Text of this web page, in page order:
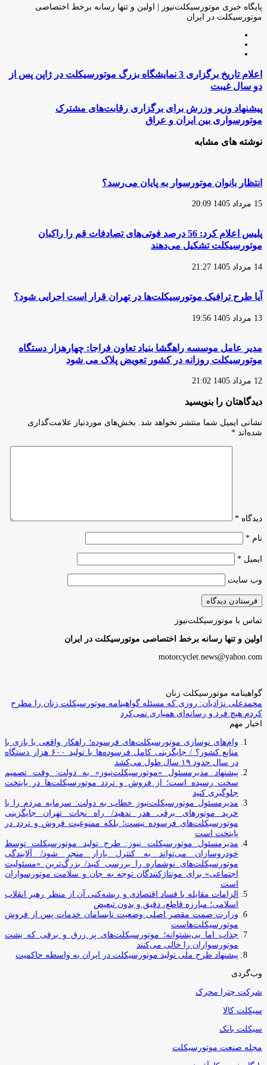
ایمیل
پایگاه خبری موتورسیکلت‌نیوز | اولین و تنها رسانه برخط اختصاصی
موتورسیکلت در ایران
اعلام
تاریخ
برگزاری
نمایشگاه
بزرگ
در
دو
غیبت
اعلام تاریخ برگزاری 3 نمایشگاه بزرگ موتورسیکلت در ژاپن پس از
دو سال غیبت
پیشنهاد
وزیر
وزرش
برای
برگزاری
موتورسواری
بین
و
پیشنهاد وزیر وزرش برای برگزاری رقابت‌های مشترک
موتورسواری بین ایران و عراق
نوشته های مشابه
انتظار بانوان موتورسوار به پایان می‌رسد؟
15 مرداد 1405 20:09
پلیس اعلام کرد: 56 درصد فوتی‌های تصادفات قم را راکبان
موتورسیکلت تشکیل می‌دهند
14 مرداد 1405 21:27
آیا طرح ترافیک موتورسیکلت‌ها در تهران قرار است اجرایی شود؟
13 مرداد 1405 19:56
مدیر عامل موسسه راهگشا بنیاد تعاون فراجا: چهارهزار دستگاه
موتورسیکلت روزانه در کشور تعویض پلاک می شود
12 مرداد 1405 21:02
دیدگاهتان را بنویسید
نشانی ایمیل شما منتشر نخواهد شد. بخش‌های موردنیاز علامت‌گذاری
شده‌اند *
دیدگاه *
نام *
ایمیل *
وب‌ سایت
تماس با موتورسیکلت‌نیوز
اولین و تنها رسانه برخط اختصاصی موتورسیکلت در ایران
motorcyclet.news@yahoo.com
گواهینامه موتورسیکلت زنان
محمدعلی نژادیان: روزی که مسئله گواهینامه موتورسیکلت زنان را مطرح
کردم هیچ فرد و رسانه‌ای همیاری نمی‌کرد
اخبار مهم
وام‌های نوسازی موتورسیکلت‌های فرسوده؛ راهکار واقعی یا بازی با
منابع کشور؟ / جایگزینی کامل فرسوده‌ها با تولید ۶۰۰ هزار دستگاه
در سال حدود ۱۹ سال طول می‌کشد
پیشنهاد مدیرمسئول «موتورسیکلت‌نیوز» به دولت: وقت تصمیم
سخت رسیده است؛ از فروش و تردد موتورسیکلت‌ها در پایتخت
جلوگیری کنید
مدیرمسئول موتورسیکلت‌نیوز خطاب به دولت: سرمایه مردم را با
خرید موتورهای برقی هدر ندهید/ راه نجات تهران جایگزینی
موتورسیکلت‌های فرسوده نیست؛ بلکه ممنوعیت فروش و تردد در
پایتخت است
مدیرمسئول موتورسیکلت نیوز: طرح تولید موتورسیکلت توسط
خودروسازان می‌تواند به کنترل بازار منجر شود/ آلایندگی
موتورسیکلت‌های نوشماره را بررسی کنید/ بزرگ‌ترین «مسئولیت
اجتماعی» برای مونتاژکنندگان توجه به جان و سلامت موتورسواران
است
الزامات مقابله با فساد اقتصادی و ریشه‌کنی آن از منظر رهبر انقلاب
اسلامی؛ مبارزه قاطع، دقیق و بدون تبعیض
وزارت صمت مقصر اصلی وضعیت نابسامان خدمات پس از فروش
موتورسیکلت‌هاست
جذاب اما بی‌پشتوانه؛ موتورسیکلت‌های پر زرق‌ و برقی که پشت
موتورسواران را خالی می‌کنند
پیشنهاد طرح ملی تولید موتورسیکلت در ایران به واسطه حاکمیت
وب‌گردی
شرکت چترا محرک
سیکلت کالا
سیکلت بانک
مجله صنعت موتورسیکلت